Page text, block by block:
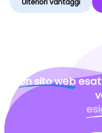
Un sito web